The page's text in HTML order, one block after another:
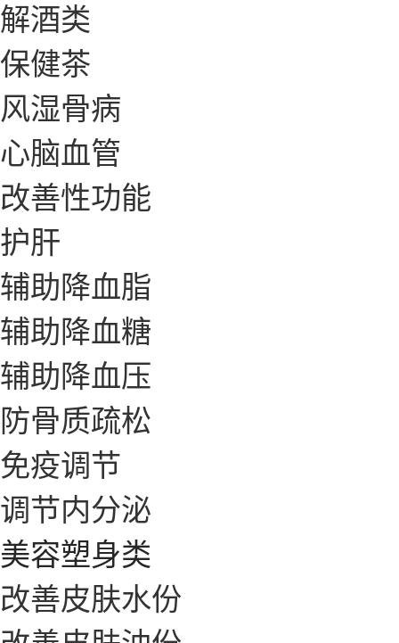
解酒类
保健茶
风湿骨病
心脑血管
改善性功能
护肝
辅助降血脂
辅助降血糖
辅助降血压
防骨质疏松
免疫调节
调节内分泌
美容塑身类
改善皮肤水份